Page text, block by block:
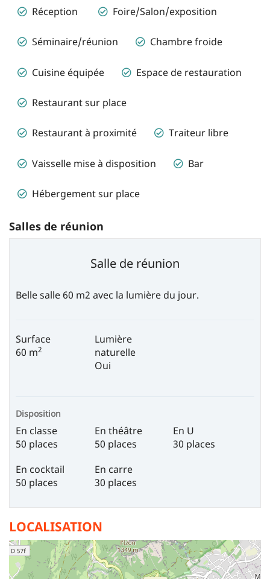
Réception Foire/Salon/exposition
Séminaire/réunion Chambre froide
Cuisine équipée Espace de restauration
Restaurant sur place
Restaurant à proximité Traiteur libre
Vaisselle mise à disposition Bar
Hébergement sur place
Salles de réunion
Salle de réunion
Belle salle 60 m2 avec la lumière du jour.
Surface
60 m2
Lumière
naturelle
Oui
Disposition
En classe
50 places
En théâtre
50 places
En U
30 places
En cocktail
50 places
En carre
30 places
LOCALISATION